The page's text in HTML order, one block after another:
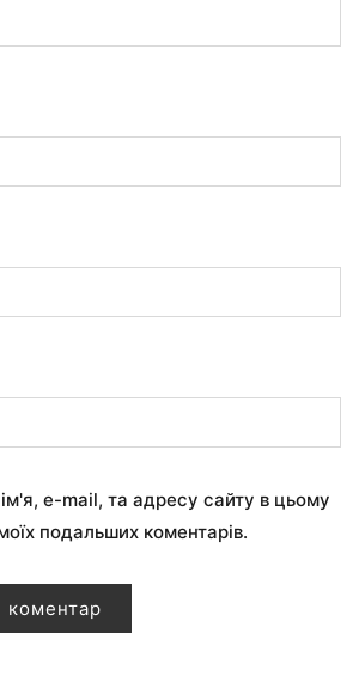
e-mail, та адресу сайту в цьому
подальших коментарів.